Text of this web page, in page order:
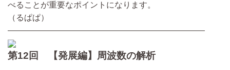
べることが重要なポイントになります。
（るぱぱ）
————————————————————————
第12回 【発展編】周波数の解析